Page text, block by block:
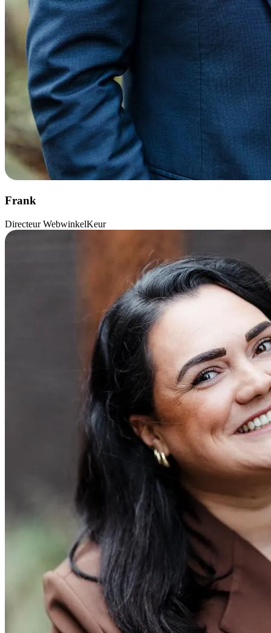
Frank
Directeur WebwinkelKeur